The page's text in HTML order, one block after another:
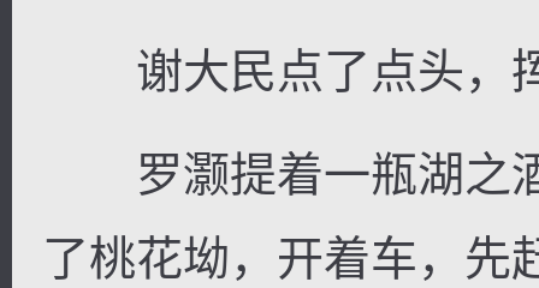
谢大民点了点头，
罗灏提着一瓶湖之
了桃花坳，开着车，先